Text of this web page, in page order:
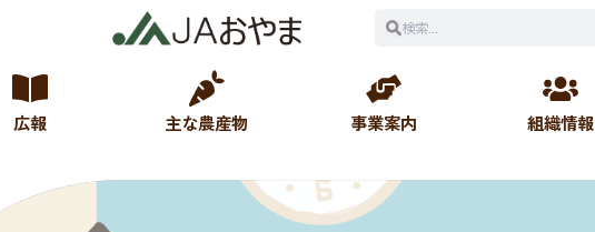
広報 主な農産物 事業案内 組織情報